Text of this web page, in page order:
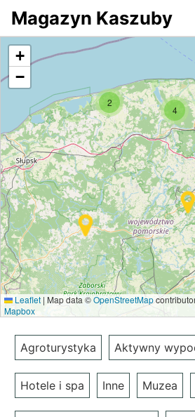
Przejdź do serwisu
Magazyn Kaszuby
2
4
+
−
Leaflet | Map data ©OpenStreetMap
Mapbox
Agroturystyka Aktywny
Hotele i spa Inne Muzea